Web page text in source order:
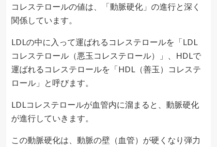
コレステロールの値は、「動脈硬化」の進行と深く
関係しています。
LDLの中に入って運ばれるコレステロールを「LDL
コレステロール（悪玉コレステロール）」、HDLで
運ばれるコレステロールを「HDL（善玉）コレステ
ロール」と呼びます。
LDLコレステロールが血管内に溜まると、動脈硬化
が進行していきます。
この動脈硬化は、動脈の壁（血管）が硬くなり弾力